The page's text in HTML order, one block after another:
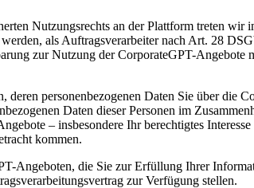
Nutzungsrechts an der Plattform treten
als Auftragsverarbeiter nach Art. 28
zur Nutzung der CorporateGPT-
personenbezogenen Daten Sie über die
Daten dieser Personen im
– insbesondere Ihr berechtigtes
kommen.
Angeboten, die Sie zur Erfüllung Ihrer
zur Verfügung stellen.